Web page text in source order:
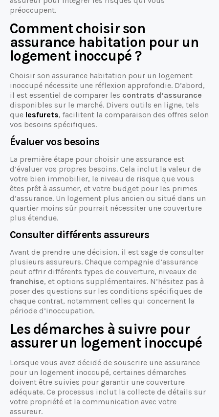
préoccupent.
Comment choisir son
assurance habitation pour un
logement inoccupé ?
Choisir son assurance habitation pour un logement
inoccupé nécessite une réflexion approfondie. D’abord,
il est essentiel de comparer les contrats d’assurance
disponibles sur le marché. Divers outils en ligne, tels
que lesfurets, facilitent la comparaison des offres selon
vos besoins spécifiques.
Évaluer vos besoins
La première étape pour choisir une assurance est
d’évaluer vos propres besoins. Cela inclut la valeur de
votre bien immobilier, le niveau de risque que vous
êtes prêt à assumer, et votre budget pour les primes
d’assurance. Un logement plus ancien ou situé dans un
quartier moins sûr pourrait nécessiter une couverture
plus étendue.
Consulter différents assureurs
Avant de prendre une décision, il est sage de consulter
plusieurs assureurs. Chaque compagnie d’assurance
peut offrir différents types de couverture, niveaux de
franchise, et options supplémentaires. N’hésitez pas à
poser des questions sur les conditions spécifiques de
chaque contrat, notamment celles qui concernent la
période d’inoccupation.
Les démarches à suivre pour
assurer un logement inoccupé
Lorsque vous avez décidé de souscrire une assurance
pour un logement inoccupé, certaines démarches
doivent être suivies pour garantir une couverture
adéquate. Ce processus inclut la collecte de détails sur
votre propriété et la communication avec votre
assureur.